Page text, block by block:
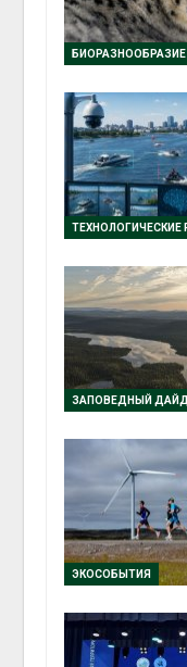
БИОРАЗНООБРАЗИЕ
ЭКОСОБЫТИЯ